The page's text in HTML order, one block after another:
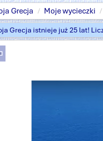
Grecja Moje wycieczki
Grecja istnieje już 25 lat!